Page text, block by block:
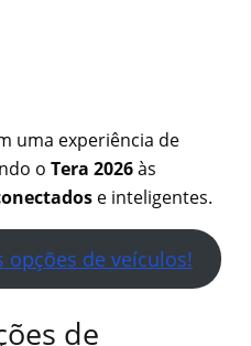
uma experiência de
o Tera 2026às
e inteligentes.
opções de veículos!
de